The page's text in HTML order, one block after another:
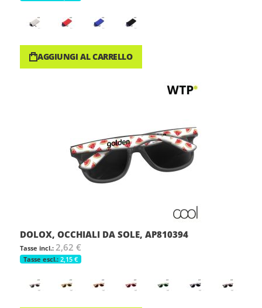
AGGIUNGI AL CARRELLO
DOLOX, OCCHIALI DA SOLE, AP810394
2,62 €
2,15 €